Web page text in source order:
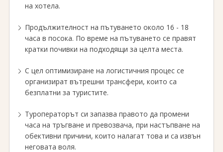
на хотела.
Продължителност на пътуването около 16 - 18
часа в посока. По време на пътуването се правят
кратки почивки на подходящи за целта места.
С цел оптимизиране на логистичния процес се
организират вътрешни трансфери, които са
безплатни за туристите.
Туроператорът си запазва правото да промени
часа на тръгване и превозвача, при настъпване на
обективни причини, които налагат това и са извън
неговата воля.